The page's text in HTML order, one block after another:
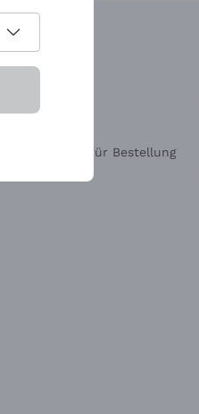
Sie Hilfe?
für Bestellung